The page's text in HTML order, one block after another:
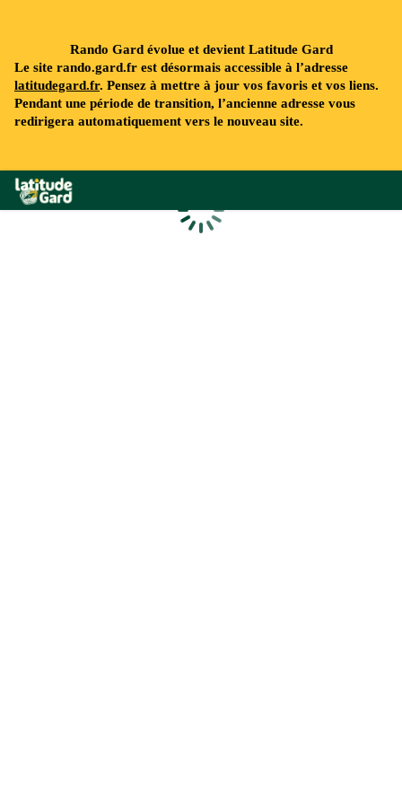
Rando Gard évolue et devient Latitude Gard
Le site rando.gard.fr est désormais accessible à l’adresse
latitudegard.fr. Pensez à mettre à jour vos favoris et vos liens.
Pendant une période de transition, l’ancienne adresse vous
redirigera automatiquement vers le nouveau site.
Rando Gard
Chargement